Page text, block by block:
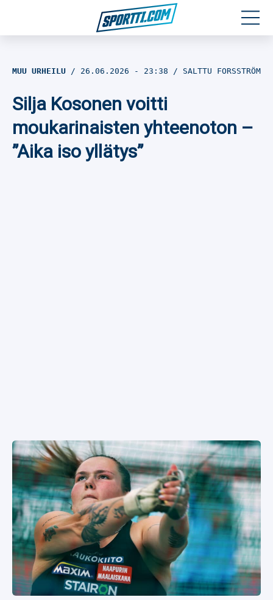
Jalkapallo
Yleisurheilu
MUU URHEILU 26.06.2026 - 23:38 SALTTU FORSSTRÖM
Silja Kosonen voitti
moukarinaisten yhteenoton –
”Aika iso yllätys”